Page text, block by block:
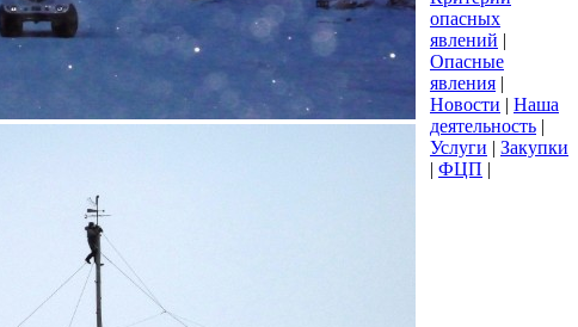
опасных
явлений |
Опасные
явления |
Новости | Наша
деятельность |
Услуги | Закупки
| ФЦП |